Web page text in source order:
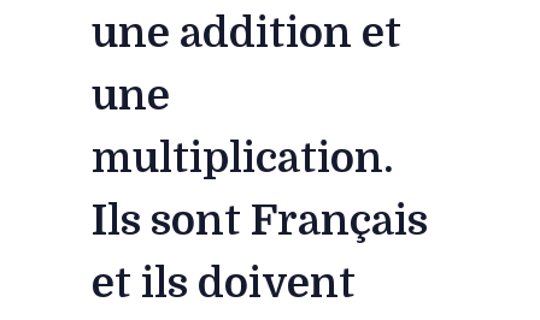
une addition et
une
multiplication.
Ils sont Français
et ils doivent